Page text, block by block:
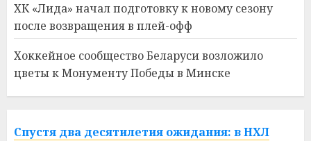
ХК «Лида» начал подготовку к новому сезону
после возвращения в плей-офф
Хоккейное сообщество Беларуси возложило
цветы к Монументу Победы в Минске
Спустя два десятилетия ожидания: в НХЛ